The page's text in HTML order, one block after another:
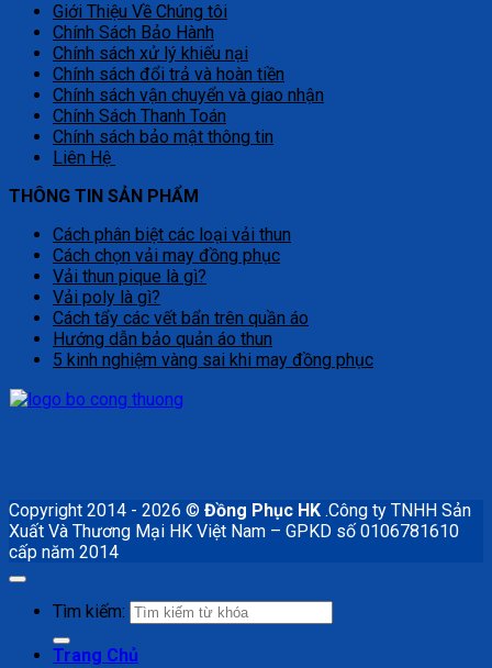
Giới Thiệu Về Chúng tôi
Chính Sách Bảo Hành
Chính sách xử lý khiếu nại
Chính sách đổi trả và hoàn tiền
Chính sách vận chuyển và giao nhận
Chính Sách Thanh Toán
Chính sách bảo mật thông tin
Liên Hệ
THÔNG TIN SẢN PHẨM
Cách phân biệt các loại vải thun
Cách chọn vải may đồng phục
Vải thun pique là gì?
Vải poly là gì?
Cách tẩy các vết bẩn trên quần áo
Hướng dẫn bảo quản áo thun
5 kinh nghiệm vàng sai khi may đồng phục
Copyright 2014 - 2026 © Đồng Phục HK .Công ty TNHH Sản
Xuất Và Thương Mại HK Việt Nam – GPKD số 0106781610
cấp năm 2014
Tìm kiếm:
Trang Chủ